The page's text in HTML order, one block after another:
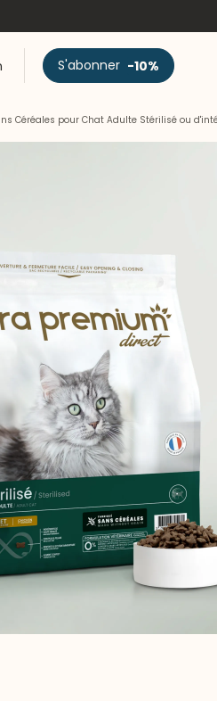
S'abonner -10%
Céréales pour Chat Adulte Stérilisé ou